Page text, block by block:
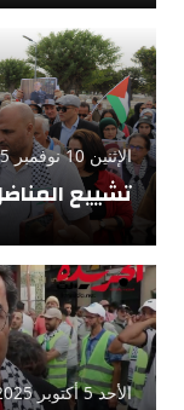
الإثنين 10 نوفمبر 2025 - 00:48
تشييع
الأحد 5 أكتوبر 2025 - 16:06